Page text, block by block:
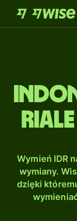
Wymień IDR
wymiany.
dzięki